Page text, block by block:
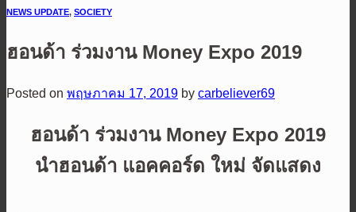
NEWS UPDATE, SOCIETY
ฮอนด้า ร่วมงาน Money Expo 2019
Posted on พฤษภาคม 17, 2019 by carbeliever69
ฮอนด้า ร่วมงาน Money Expo 2019
นำฮอนด้า แอคคอร์ด ใหม่ จัดแสดง